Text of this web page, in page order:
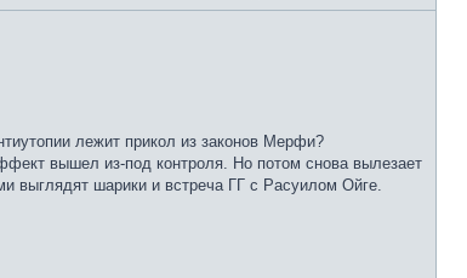
лежит прикол из законов Мерфи?
вышел из-под контроля. Но потом снова вылезает
выглядят шарики и встреча ГГ с Расуилом Ойге.